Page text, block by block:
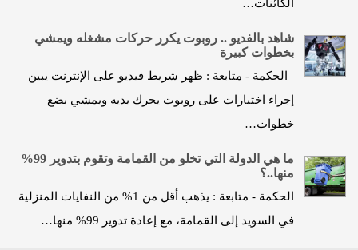
الكائنات…
شاهد بالفديو .. روبوت يكرر حركات مشغله ويمشي
بخطوات كبيرة
الحكمة - متابعة : ظهر شريط فيديو على الإنترنت يبين
إجراء اختبارات على روبوت يحرك يديه ويمشي بضع
خطوات…
ما هي الدولة التي تخلو من القمامة وتقوم بتدوير 99%
منها..؟
الحكمة - متابعة : يذهب أقل من 1% من النفايات المنزلية
في السويد إلى القمامة، مع إعادة تدوير 99% منها…